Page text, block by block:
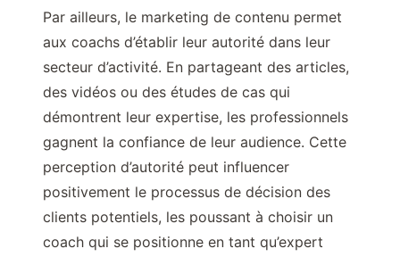
Par ailleurs, le marketing de contenu permet
aux coachs d’établir leur autorité dans leur
secteur d’activité. En partageant des articles,
des vidéos ou des études de cas qui
démontrent leur expertise, les professionnels
gagnent la confiance de leur audience. Cette
perception d’autorité peut influencer
positivement le processus de décision des
clients potentiels, les poussant à choisir un
coach qui se positionne en tant qu’expert